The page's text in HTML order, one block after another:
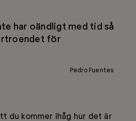
har oändligt med tid så
för
Pedro Fuentes
du kommer ihåg hur det är